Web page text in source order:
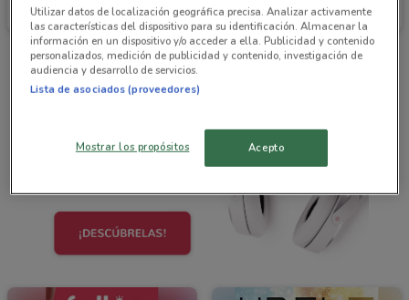
Caduca el 31/12 2.1 km Inicio 01/09
Utilizar datos de localización geográfica precisa. Analizar activamente
las características del dispositivo para su identificación. Almacenar la
información en un dispositivo y/o acceder a ella. Publicidad y contenido
personalizados, medición de publicidad y contenido, investigación de
audiencia y desarrollo de servicios.
Lista de asociados (proveedores)
Mostrar los propósitos Acepto